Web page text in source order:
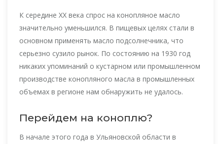
К середине XX века спрос на конопляное масло
значительно уменьшился. В пищевых целях стали в
основном применять масло подсолнечника, что
серьезно сузило рынок. По состоянию на 1930 год
никаких упоминаний о кустарном или промышленном
производстве конопляного масла в промышленных
объемах в регионе нам обнаружить не удалось.
Перейдем на коноплю?
В начале этого года в Ульяновской области в